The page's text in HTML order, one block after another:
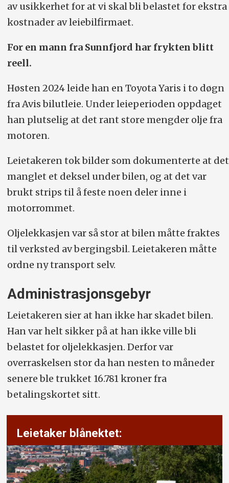
av usikkerhet for at vi skal bli belastet for ekstra
kostnader av leiebilfirmaet.
For en mann fra Sunnfjord har frykten blitt
reell.
Høsten 2024 leide han en Toyota Yaris i to døgn
fra Avis bilutleie. Under leieperioden oppdaget
han plutselig at det rant store mengder olje fra
motoren.
Leietakeren tok bilder som dokumenterte at det
manglet et deksel under bilen, og at det var
brukt strips til å feste noen deler inne i
motorrommet.
Oljelekkasjen var så stor at bilen måtte fraktes
til verksted av bergingsbil. Leietakeren måtte
ordne ny transport selv.
Administrasjonsgebyr
Leietakeren sier at han ikke har skadet bilen.
Han var helt sikker på at han ikke ville bli
belastet for oljelekkasjen. Derfor var
overraskelsen stor da han nesten to måneder
senere ble trukket 16.781 kroner fra
betalingskortet sitt.
Leietaker blånektet: